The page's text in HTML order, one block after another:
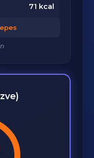
71 kcal